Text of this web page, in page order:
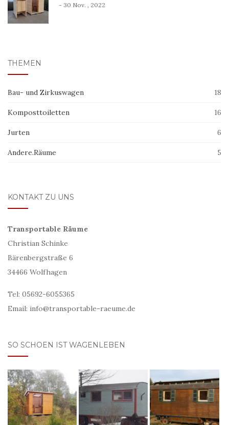
- 30 Nov. , 2022
THEMEN
Bau- und Zirkuswagen 18
Komposttoiletten 16
Jurten 6
Andere.Räume 5
KONTAKT ZU UNS
Transportable Räume
Christian Schinke
Bärenbergstraße 6
34466 Wolfhagen
Tel: 05692-6055365
Email: info@transportable-raeume.de
SO SCHOEN IST WAGENLEBEN